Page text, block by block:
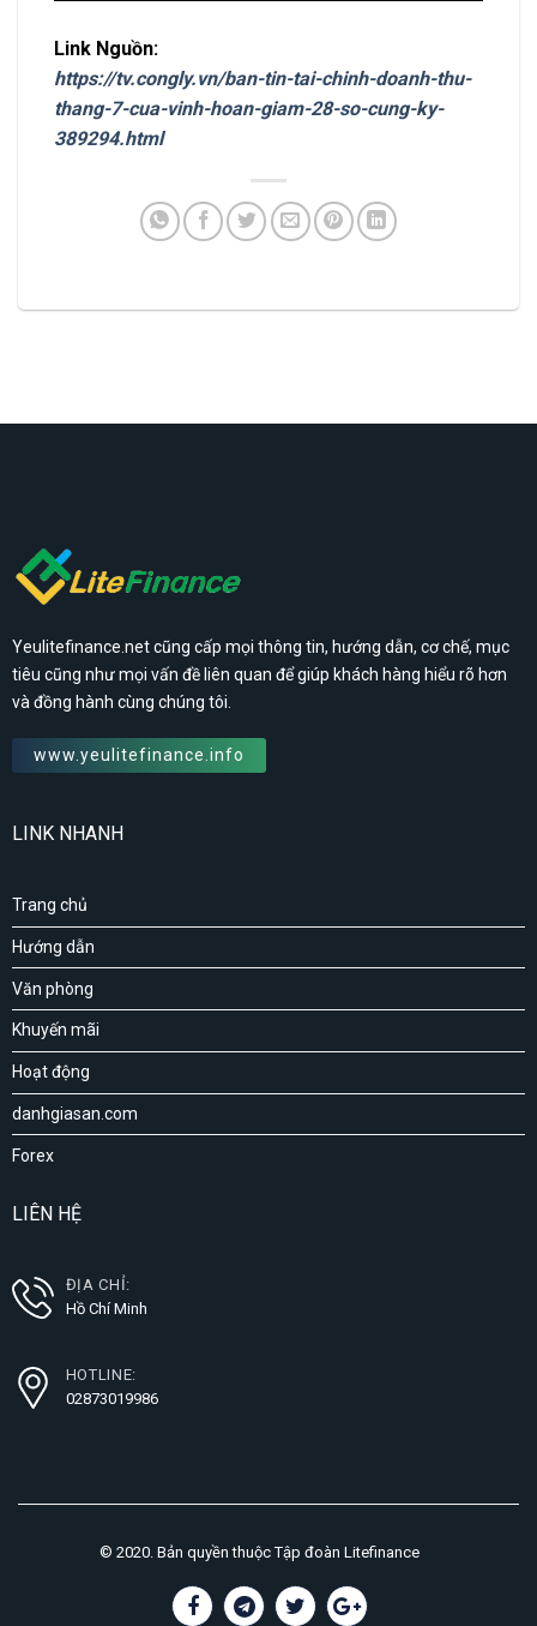
Link Nguồn:
https://tv.congly.vn/ban-tin-tai-chinh-doanh-thu-
thang-7-cua-vinh-hoan-giam-28-so-cung-ky-
389294.html
Yeulitefinance.net cũng cấp mọi thông tin, hướng dẫn, cơ chế, mục
tiêu cũng như mọi vấn đề liên quan để giúp khách hàng hiểu rõ hơn
và đồng hành cùng chúng tôi.
www.yeulitefinance.info
LINK NHANH
Trang chủ
Hướng dẫn
Văn phòng
Khuyến mãi
Hoạt động
danhgiasan.com
Forex
LIÊN HỆ
ĐỊA CHỈ:
Hồ Chí Minh
HOTLINE:
02873019986
© 2020. Bản quyền thuộc Tập đoàn Litefinance